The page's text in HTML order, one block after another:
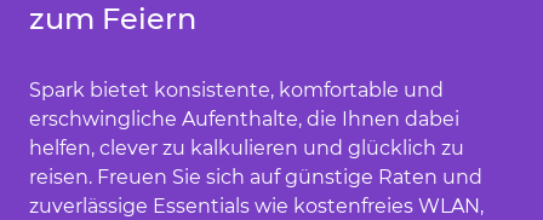
zum Feiern
Spark bietet konsistente, komfortable und
erschwingliche Aufenthalte, die Ihnen dabei
helfen, clever zu kalkulieren und glücklich zu
reisen. Freuen Sie sich auf günstige Raten und
zuverlässige Essentials wie kostenfreies WLAN,